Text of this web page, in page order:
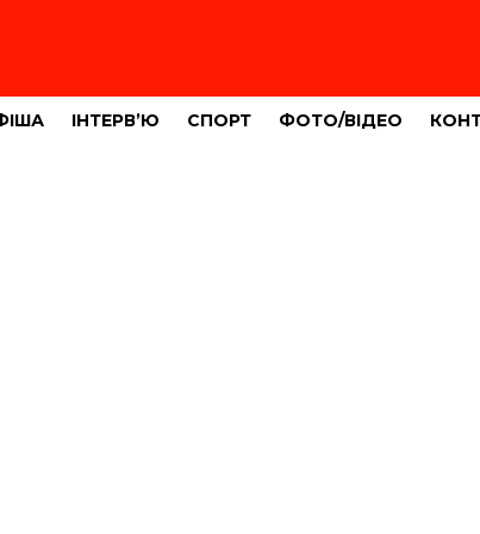
ІНТЕРВ’Ю СПОРТ ФОТО/ВІДЕО